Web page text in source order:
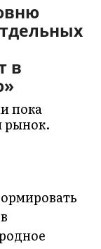
в
пока
рынок.